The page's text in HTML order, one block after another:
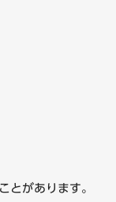
いことがあります。